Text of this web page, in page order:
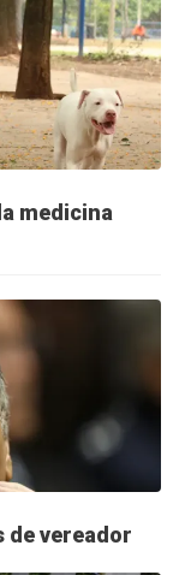
medicina
de vereador